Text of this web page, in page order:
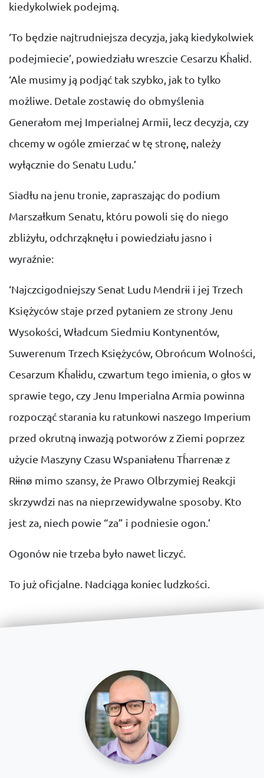
kiedykolwiek podejmą.
‘To będzie najtrudniejsza decyzja, jaką kiedykolwiek
podejmiecie’, powiedziału wreszcie Cesarzu Kĥalɨd.
‘Ale musimy ją podjąć tak szybko, jak to tylko
możliwe. Detale zostawię do obmyślenia
Generałom mej Imperialnej Armii, lecz decyzja, czy
chcemy w ogóle zmierzać w tę stronę, należy
wyłącznie do Senatu Ludu.’
Siadłu na jenu tronie, zapraszając do podium
Marszałkum Senatu, któru powoli się do niego
zbliżyłu, odchrząknęłu i powiedziału jasno i
wyraźnie:
‘Najczcigodniejszy Senat Ludu Mendrɨi i jej Trzech
Księżyców staje przed pytaniem ze strony Jenu
Wysokości, Władcum Siedmiu Kontynentów,
Suwerenum Trzech Księżyców, Obrońcum Wolności,
Cesarzum Kĥalɨdu, czwartum tego imienia, o głos w
sprawie tego, czy Jenu Imperialna Armia powinna
rozpocząć starania ku ratunkowi naszego Imperium
przed okrutną inwazją potworów z Ziemi poprzez
użycie Maszyny Czasu Wspaniałenu Tĥarrenæ z
Rɨɨnø mimo szansy, że Prawo Olbrzymiej Reakcji
skrzywdzi nas na nieprzewidywalne sposoby. Kto
jest za, niech powie “za” i podniesie ogon.’
Ogonów nie trzeba było nawet liczyć.
To już oficjalne. Nadciąga koniec ludzkości.